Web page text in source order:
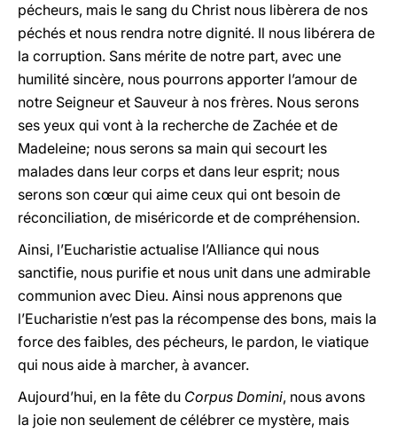
pécheurs, mais le sang du Christ nous libèrera de nos
péchés et nous rendra notre dignité. Il nous libérera de
la corruption. Sans mérite de notre part, avec une
humilité sincère, nous pourrons apporter l’amour de
notre Seigneur et Sauveur à nos frères. Nous serons
ses yeux qui vont à la recherche de Zachée et de
Madeleine; nous serons sa main qui secourt les
malades dans leur corps et dans leur esprit; nous
serons son cœur qui aime ceux qui ont besoin de
réconciliation, de miséricorde et de compréhension.
Ainsi, l’Eucharistie actualise l’Alliance qui nous
sanctifie, nous purifie et nous unit dans une admirable
communion avec Dieu. Ainsi nous apprenons que
l’Eucharistie n’est pas la récompense des bons, mais la
force des faibles, des pécheurs, le pardon, le viatique
qui nous aide à marcher, à avancer.
Aujourd’hui, en la fête du Corpus Domini, nous avons
la joie non seulement de célébrer ce mystère, mais